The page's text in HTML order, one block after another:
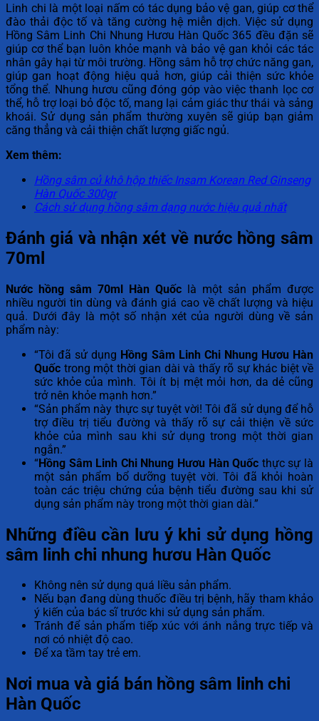
Linh chi là một loại nấm có tác dụng bảo vệ gan, giúp cơ thể
đào thải độc tố và tăng cường hệ miễn dịch. Việc sử dụng
Hồng Sâm Linh Chi Nhung Hươu Hàn Quốc 365 đều đặn sẽ
giúp cơ thể bạn luôn khỏe mạnh và bảo vệ gan khỏi các tác
nhân gây hại từ môi trường. Hồng sâm hỗ trợ chức năng gan,
giúp gan hoạt động hiệu quả hơn, giúp cải thiện sức khỏe
tổng thể. Nhung hươu cũng đóng góp vào việc thanh lọc cơ
thể, hỗ trợ loại bỏ độc tố, mang lại cảm giác thư thái và sảng
khoái. Sử dụng sản phẩm thường xuyên sẽ giúp bạn giảm
căng thẳng và cải thiện chất lượng giấc ngủ.
Xem thêm:
Hồng sâm củ khô hộp thiếc Insam Korean Red Ginseng
Hàn Quốc 300gr
Cách sử dụng hồng sâm dạng nước hiệu quả nhất
Đánh giá và nhận xét về nước hồng sâm
70ml
Nước hồng sâm 70ml Hàn Quốc là một sản phẩm được
nhiều người tin dùng và đánh giá cao về chất lượng và hiệu
quả. Dưới đây là một số nhận xét của người dùng về sản
phẩm này:
“Tôi đã sử dụng Hồng Sâm Linh Chi Nhung Hươu Hàn
Quốc trong một thời gian dài và thấy rõ sự khác biệt về
sức khỏe của mình. Tôi ít bị mệt mỏi hơn, da dẻ cũng
trở nên khỏe mạnh hơn.”
“Sản phẩm này thực sự tuyệt vời! Tôi đã sử dụng để hỗ
trợ điều trị tiểu đường và thấy rõ sự cải thiện về sức
khỏe của mình sau khi sử dụng trong một thời gian
ngắn.”
“Hồng Sâm Linh Chi Nhung Hươu Hàn Quốc thực sự là
một sản phẩm bổ dưỡng tuyệt vời. Tôi đã khỏi hoàn
toàn các triệu chứng của bệnh tiểu đường sau khi sử
dụng sản phẩm này trong một thời gian dài.”
Những điều cần lưu ý khi sử dụng hồng
sâm linh chi nhung hươu Hàn Quốc
Không nên sử dụng quá liều sản phẩm.
Nếu bạn đang dùng thuốc điều trị bệnh, hãy tham khảo
ý kiến của bác sĩ trước khi sử dụng sản phẩm.
Tránh để sản phẩm tiếp xúc với ánh nắng trực tiếp và
nơi có nhiệt độ cao.
Để xa tầm tay trẻ em.
Nơi mua và giá bán hồng sâm linh chi
Hàn Quốc